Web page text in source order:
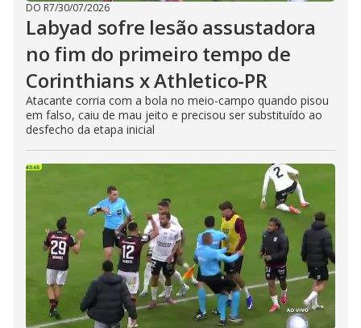
DO R7/30/07/2026
Labyad sofre lesão assustadora
no fim do primeiro tempo de
Corinthians x Athletico-PR
Atacante corria com a bola no meio-campo quando pisou
em falso, caiu de mau jeito e precisou ser substituído ao
desfecho da etapa inicial